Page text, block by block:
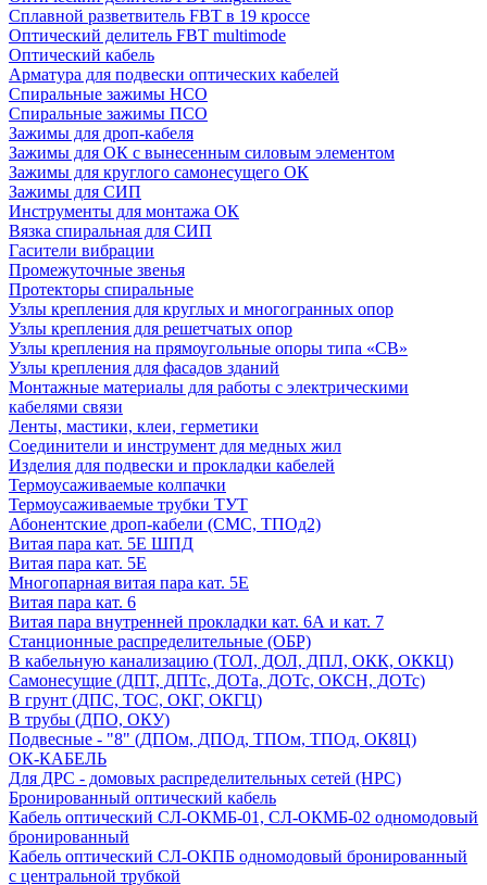
Сплавной разветвитель FBT в 19 кроссе
Оптический делитель FBT multimode
Оптический кабель
Арматура для подвески оптических кабелей
Спиральные зажимы НСО
Спиральные зажимы ПСО
Зажимы для дроп-кабеля
Зажимы для ОК с вынесенным силовым элементом
Зажимы для круглого самонесущего ОК
Зажимы для СИП
Инструменты для монтажа ОК
Вязка спиральная для СИП
Гасители вибрации
Промежуточные звенья
Протекторы спиральные
Узлы крепления для круглых и многогранных опор
Узлы крепления для решетчатых опор
Узлы крепления на прямоугольные опоры типа «СВ»
Узлы крепления для фасадов зданий
Монтажные материалы для работы с электрическими
кабелями связи
Ленты, мастики, клеи, герметики
Соединители и инструмент для медных жил
Изделия для подвески и прокладки кабелей
Термоусаживаемые колпачки
Термоусаживаемые трубки ТУТ
Абонентские дроп-кабели (СМС, ТПОд2)
Витая пара кат. 5Е ШПД
Витая пара кат. 5Е
Многопарная витая пара кат. 5E
Витая пара кат. 6
Витая пара внутренней прокладки кат. 6А и кат. 7
Станционные распределительные (ОБР)
В кабельную канализацию (ТОЛ, ДОЛ, ДПЛ, ОКК, ОККЦ)
Самонесущие (ДПТ, ДПТс, ДОТа, ДОТс, ОКСН, ДОТс)
В грунт (ДПС, ТОС, ОКГ, ОКГЦ)
В трубы (ДПО, ОКУ)
Подвесные - "8" (ДПОм, ДПОд, ТПОм, ТПОд, ОК8Ц)
ОК-КАБЕЛЬ
Для ДРС - домовых распределительных сетей (НРС)
Бронированный оптический кабель
Кабель оптический СЛ-ОКМБ-01, СЛ-ОКМБ-02 одномодовый
бронированный
Кабель оптический СЛ-ОКПБ одномодовый бронированный
с центральной трубкой